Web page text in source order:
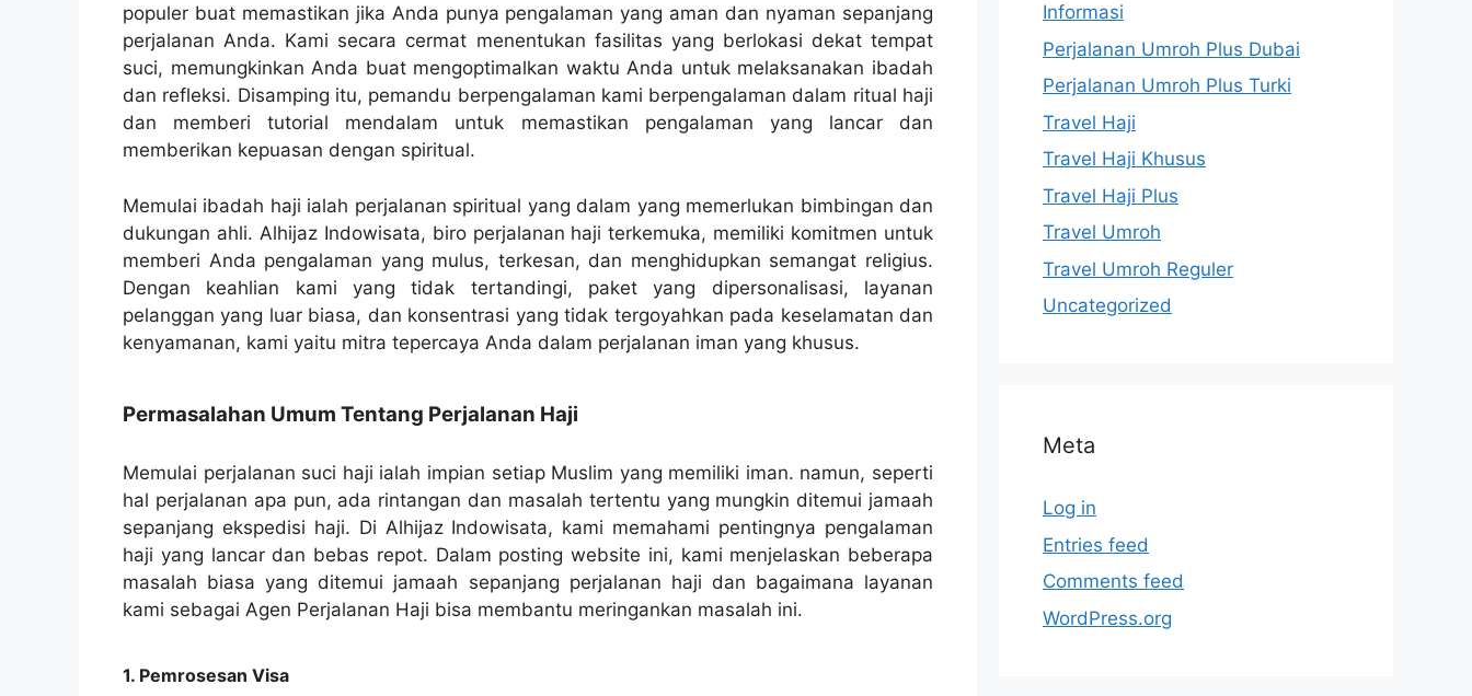
populer buat memastikan jika Anda punya pengalaman yang aman dan nyaman sepanjang
perjalanan Anda. Kami secara cermat menentukan fasilitas yang berlokasi dekat tempat
suci, memungkinkan Anda buat mengoptimalkan waktu Anda untuk melaksanakan ibadah
dan refleksi. Disamping itu, pemandu berpengalaman kami berpengalaman dalam ritual haji
dan memberi tutorial mendalam untuk memastikan pengalaman yang lancar dan
memberikan kepuasan dengan spiritual.
Memulai ibadah haji ialah perjalanan spiritual yang dalam yang memerlukan bimbingan dan
dukungan ahli. Alhijaz Indowisata, biro perjalanan haji terkemuka, memiliki komitmen untuk
memberi Anda pengalaman yang mulus, terkesan, dan menghidupkan semangat religius.
Dengan keahlian kami yang tidak tertandingi, paket yang dipersonalisasi, layanan
pelanggan yang luar biasa, dan konsentrasi yang tidak tergoyahkan pada keselamatan dan
kenyamanan, kami yaitu mitra tepercaya Anda dalam perjalanan iman yang khusus.
Permasalahan Umum Tentang Perjalanan Haji
Memulai perjalanan suci haji ialah impian setiap Muslim yang memiliki iman. namun, seperti
hal perjalanan apa pun, ada rintangan dan masalah tertentu yang mungkin ditemui jamaah
sepanjang ekspedisi haji. Di Alhijaz Indowisata, kami memahami pentingnya pengalaman
haji yang lancar dan bebas repot. Dalam posting website ini, kami menjelaskan beberapa
masalah biasa yang ditemui jamaah sepanjang perjalanan haji dan bagaimana layanan
kami sebagai Agen Perjalanan Haji bisa membantu meringankan masalah ini.
1. Pemrosesan Visa
Informasi
Perjalanan Umroh Plus Dubai
Perjalanan Umroh Plus Turki
Travel Haji
Travel Haji Khusus
Travel Haji Plus
Travel Umroh
Travel Umroh Reguler
Uncategorized
Meta
Log in
Entries feed
Comments feed
WordPress.org